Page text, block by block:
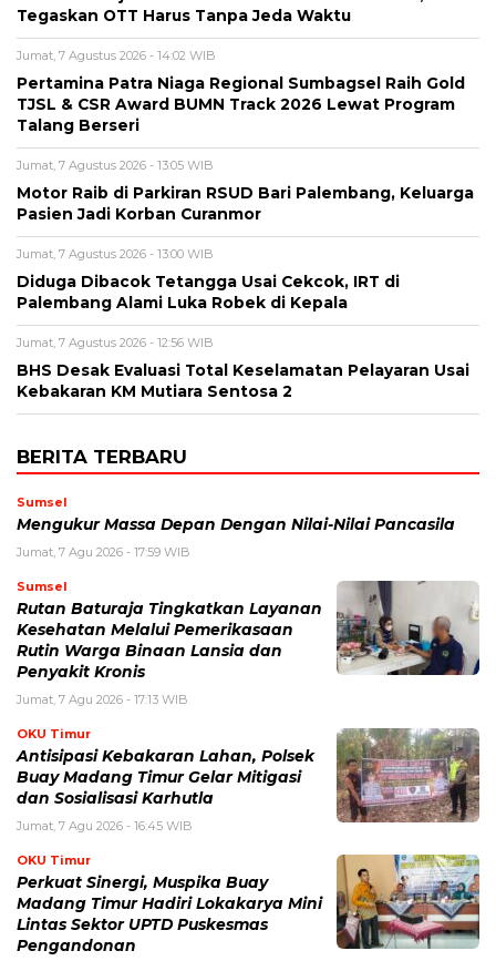
Tegaskan OTT Harus Tanpa Jeda Waktu
Jumat, 7 Agustus 2026 - 14:02 WIB
Pertamina Patra Niaga Regional Sumbagsel Raih Gold
TJSL & CSR Award BUMN Track 2026 Lewat Program
Talang Berseri
Jumat, 7 Agustus 2026 - 13:05 WIB
Motor Raib di Parkiran RSUD Bari Palembang, Keluarga
Pasien Jadi Korban Curanmor
Jumat, 7 Agustus 2026 - 13:00 WIB
Diduga Dibacok Tetangga Usai Cekcok, IRT di
Palembang Alami Luka Robek di Kepala
Jumat, 7 Agustus 2026 - 12:56 WIB
BHS Desak Evaluasi Total Keselamatan Pelayaran Usai
Kebakaran KM Mutiara Sentosa 2
BERITA TERBARU
Sumsel
Mengukur Massa Depan Dengan Nilai-Nilai Pancasila
Jumat, 7 Agu 2026 - 17:59 WIB
Sumsel
Rutan Baturaja Tingkatkan Layanan
Kesehatan Melalui Pemerikasaan
Rutin Warga Binaan Lansia dan
Penyakit Kronis
Jumat, 7 Agu 2026 - 17:13 WIB
OKU Timur
Antisipasi Kebakaran Lahan, Polsek
Buay Madang Timur Gelar Mitigasi
dan Sosialisasi Karhutla
Jumat, 7 Agu 2026 - 16:45 WIB
OKU Timur
Perkuat Sinergi, Muspika Buay
Madang Timur Hadiri Lokakarya Mini
Lintas Sektor UPTD Puskesmas
Pengandonan